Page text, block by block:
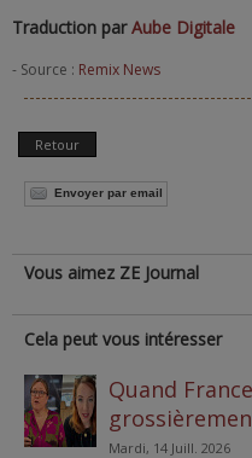
Traduction parAube Digitale
- Source : Remix News
Retour
Envoyer par email
Vous aimez ZE Journal
Cela peut vous intéresser
Quand
Mardi, 14 Juill. 2026